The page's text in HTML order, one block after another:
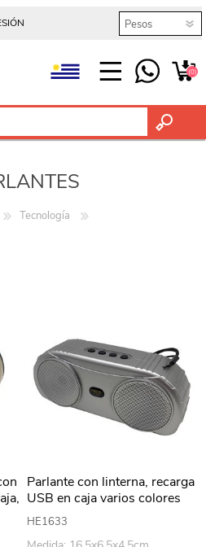
(0)
Tecnología
Parlante con linterna, recarga
USB en caja varios colores
HE1633